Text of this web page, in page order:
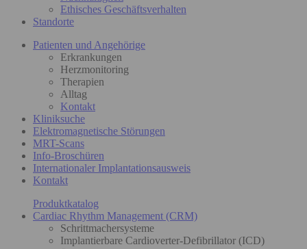
Ethisches Geschäftsverhalten
Standorte
Patienten und Angehörige
Erkrankungen
Herzmonitoring
Therapien
Alltag
Kontakt
Kliniksuche
Elektromagnetische Störungen
MRT-Scans
Info-Broschüren
Internationaler Implantationsausweis
Kontakt
Produktkatalog
Cardiac Rhythm Management (CRM)
Schrittmachersysteme
Implantierbare Cardioverter-Defibrillator (ICD)